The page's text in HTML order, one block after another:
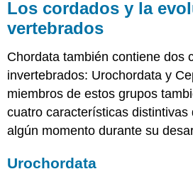
Los cordados y la
vertebrados
Chordata también contiene dos
invertebrados: Urochordata y
miembros de estos grupos
cuatro características distintivas
algún momento durante su
Urochordata